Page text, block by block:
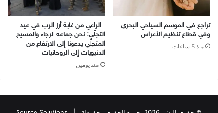
تراجع في الموسم السياحي البحري
وفي قطاع تنظيم الأعراس
منذ 5 ساعات
الراعي من غابة أرز الرب في عيد
التجلّي: نحن جماعة الرجاء والمسيح
المتجلّي يدعونا إلى الارتفاع من
الدنيويات إلى الروحانيات
منذ يومين